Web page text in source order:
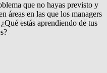
que no hayas previsto y
áreas en las que los managers
estás aprendiendo de tus